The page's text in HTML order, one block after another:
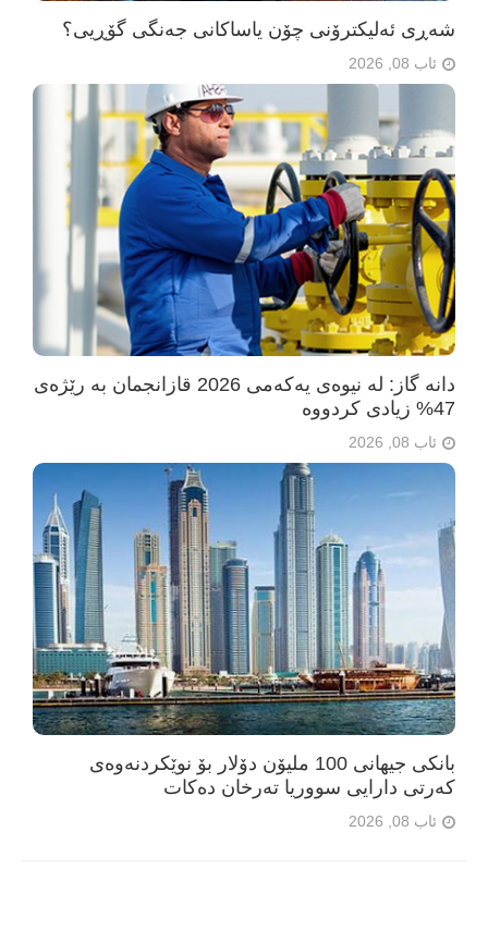
شەڕی ئەلیکترۆنی چۆن یاساکانی جەنگی گۆڕیی؟
ئاب 08, 2026
دانە گاز: لە نیوەی یەکەمی 2026 قازانجمان بە رێژەی
47% زیادی کردووە
ئاب 08, 2026
بانکی جیهانی 100 ملیۆن دۆلار بۆ نوێکردنەوەی
کەرتی دارایی سووریا تەرخان دەکات
ئاب 08, 2026